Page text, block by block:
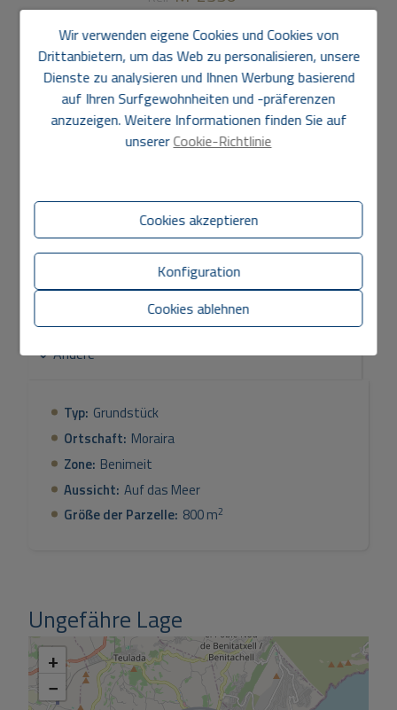
500.000 €
800 m2
GrundstückinMoraira - Benimeit
Merkmale
Andere
Typ: Grundstück
Ortschaft: Moraira
Zone: Benimeit
Aussicht: Auf das Meer
Größe der Parzelle: 800 m2
Ungefähre Lage
+
−
Wir verwenden eigene Cookies und Cookies von
Drittanbietern, um das Web zu personalisieren, unsere
Dienste zu analysieren und Ihnen Werbung basierend
auf Ihren Surfgewohnheiten und -präferenzen
anzuzeigen. Weitere Informationen finden Sie auf
unsererCookie-Richtlinie
Cookies akzeptieren
Konfiguration
Cookies ablehnen